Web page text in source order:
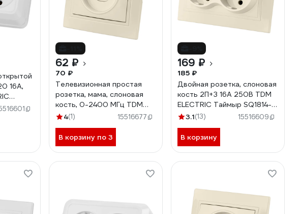
16А,
62 ₽
70 ₽
Телевизионная простая
розетка, мама, слоновая
кость, 0-2400 МГц TDM
ELECTRIC Таймыр SQ1814-
4(1) 15516677
В корзину по 3
169 ₽
185 ₽
Двойная розетка, слоновая
кость 2П+З 16А 250В TDM
ELECTRIC Таймыр SQ1814-
01143.1(13) 15516609
В корзину